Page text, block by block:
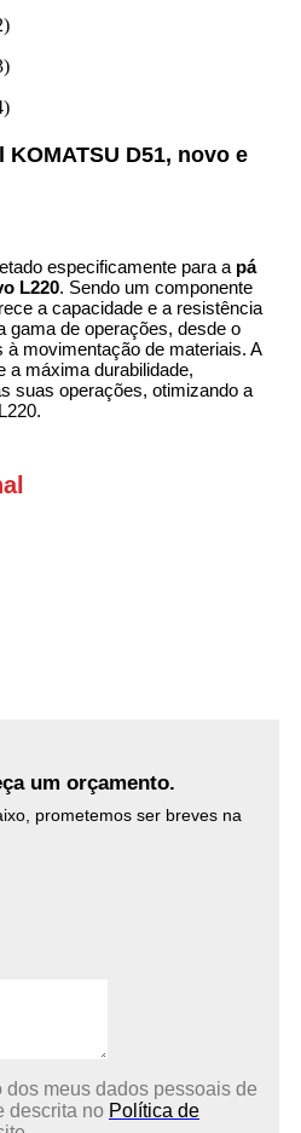
D51, novo e
especificamente para a pá
L220. Sendo um componente
a capacidade e a resistência
gama de operações, desde o
movimentação de materiais. A
a máxima durabilidade,
suas operações, otimizando a
um orçamento.
prometemos ser breves na
meus dados pessoais de
descrita no Política de